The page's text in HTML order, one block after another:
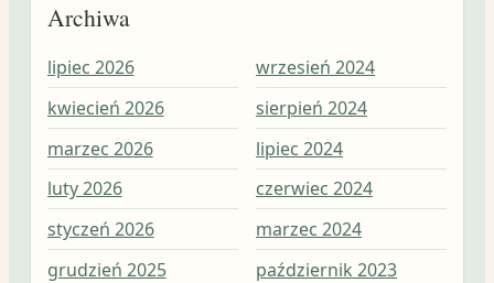
Archiwa
lipiec 2026
kwiecień 2026
marzec 2026
luty 2026
styczeń 2026
grudzień 2025
wrzesień 2024
sierpień 2024
lipiec 2024
czerwiec 2024
marzec 2024
październik 2023